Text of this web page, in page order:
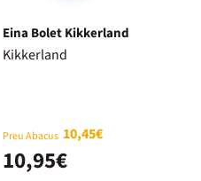
Eina Bolet Kikkerland
Kikkerland
Preu Abacus 10,45€
10,95€